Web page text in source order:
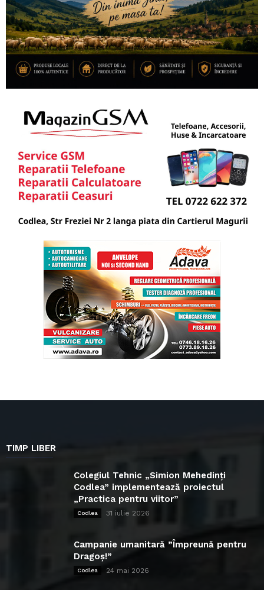
TIMP LIBER
Colegiul Tehnic „Simion Mehedinți
Codlea” implementează proiectul
„Practica pentru viitor”
Codlea 31 iulie 2026
Campanie umanitară ”Împreună pentru
Dragoș!”
Codlea 24 mai 2026